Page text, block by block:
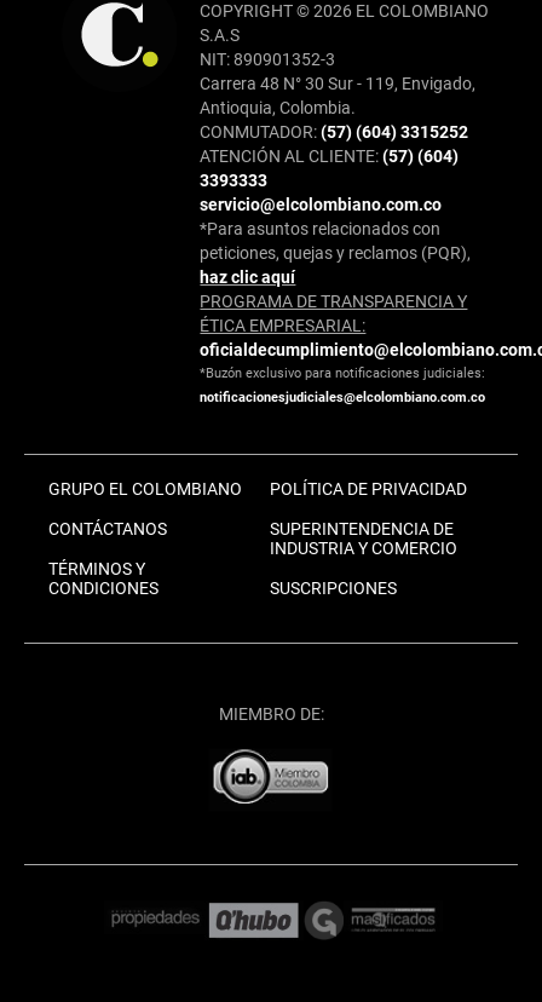
COPYRIGHT © 2026 EL COLOMBIANO
S.A.S
NIT: 890901352-3
Carrera 48 N° 30 Sur - 119, Envigado,
Antioquia, Colombia.
CONMUTADOR:(57) (604) 3315252
ATENCIÓN AL CLIENTE:(57) (604)
3393333
servicio@elcolombiano.com.co
*Para asuntos relacionados con
peticiones, quejas y reclamos (PQR),
haz clic aquí
PROGRAMA DE TRANSPARENCIA Y
ÉTICA EMPRESARIAL:
*Buzón exclusivo para notificaciones judiciales:
notificacionesjudiciales@elcolombiano.com.co
GRUPO EL COLOMBIANO
CONTÁCTANOS
TÉRMINOS Y
CONDICIONES
POLÍTICA DE PRIVACIDAD
SUPERINTENDENCIA DE
INDUSTRIA Y COMERCIO
SUSCRIPCIONES
MIEMBRO DE: